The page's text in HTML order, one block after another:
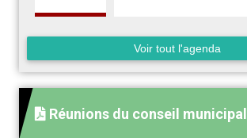
Voir tout l'agenda
Réunions du conseil municipal